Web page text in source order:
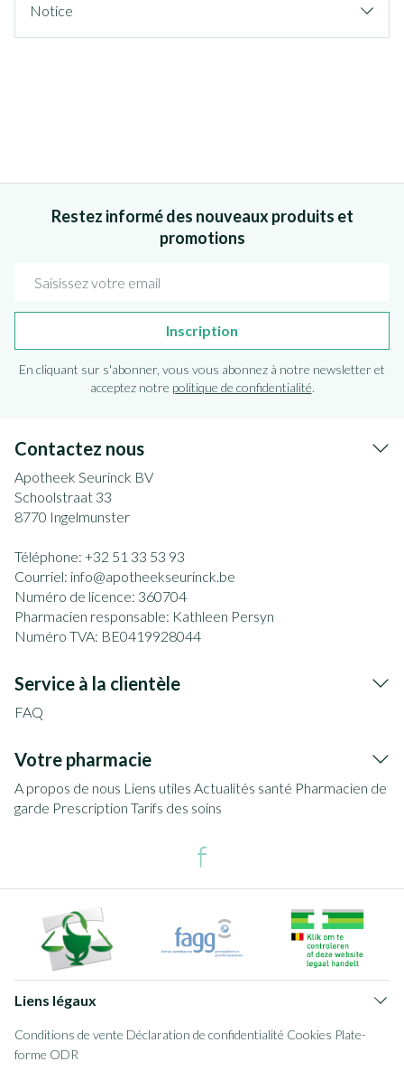
Notice
Restez informé des nouveaux produits et
promotions
Inscription
En cliquant sur s'abonner, vous vous abonnez à notre newsletter et
acceptez notre politique de confidentialité.
Contactez nous
Apotheek Seurinck BV
Schoolstraat 33
8770 Ingelmunster
Téléphone: +32 51 33 53 93
Courriel: info@apotheekseurinck.be
Numéro de licence: 360704
Pharmacien responsable: Kathleen Persyn
Numéro TVA: BE0419928044
Service à la clientèle
FAQ
Votre pharmacie
A propos de nous Liens utiles Actualités santé Pharmacien de
garde Prescription Tarifs des soins
Liens légaux
Conditions de vente Déclaration de confidentialité Cookies Plate-
forme ODR